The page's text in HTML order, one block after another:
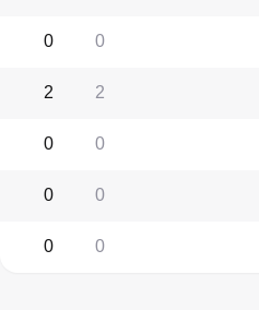
0
0
2
2
0
0
0
0
0
0